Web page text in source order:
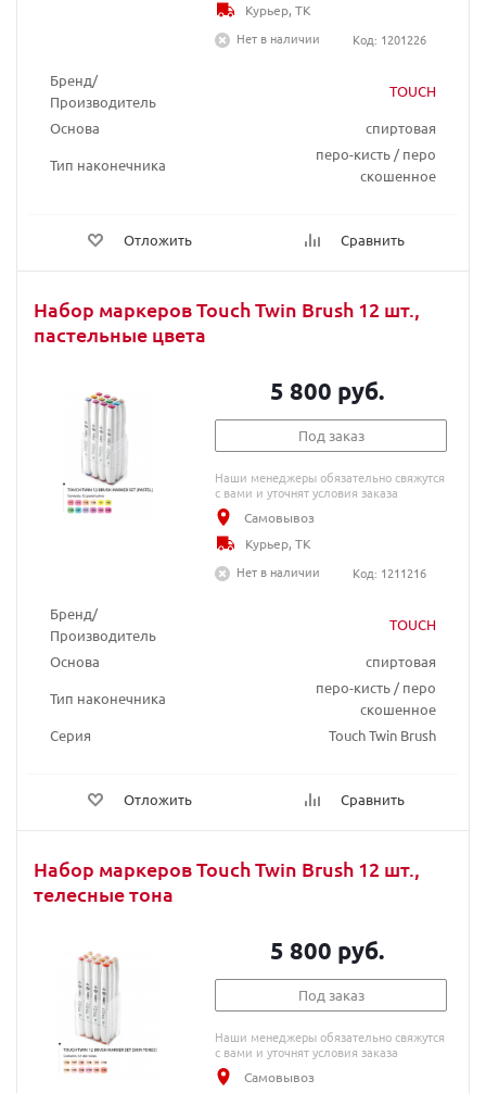
Бренд/
Производитель
TOUCH
Основа
спиртовая
Тип наконечника
перо-кисть / перо
скошенное
Отложить Сравнить
Курьер, ТК
Нет в наличии
Код: 1201226
Набор маркеров Touch Twin Brush 12 шт.,
пастельные цвета
Бренд/
Производитель
TOUCH
Основа
спиртовая
Тип наконечника
перо-кисть / перо
скошенное
Серия
Touch Twin Brush
Отложить Сравнить
5 800 руб.
Под заказ
Наши менеджеры обязательно свяжутся
с вами и уточнят условия заказа
Самовывоз
Курьер, ТК
Нет в наличии
Код: 1211216
Набор маркеров Touch Twin Brush 12 шт.,
телесные тона
5 800 руб.
Под заказ
Наши менеджеры обязательно свяжутся
с вами и уточнят условия заказа
Самовывоз